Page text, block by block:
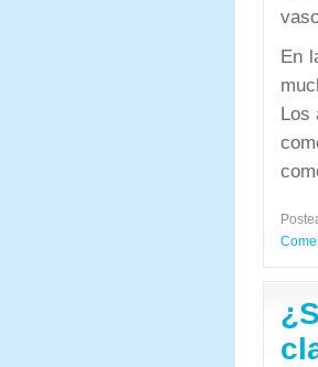
En
Los